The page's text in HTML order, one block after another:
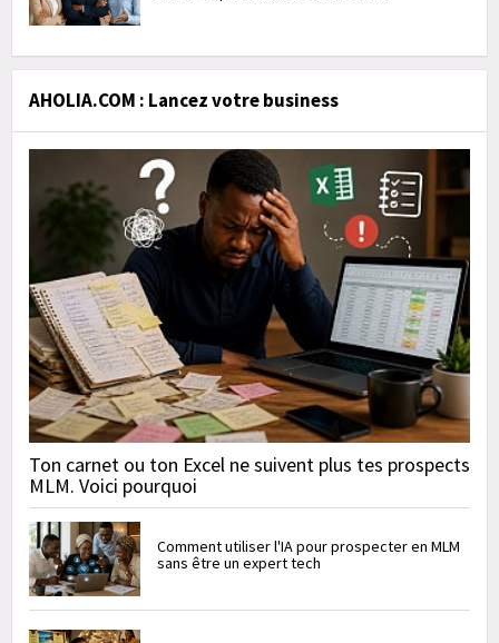
AHOLIA.COM : Lancez votre business
Ton carnet ou ton Excel ne suivent plus tes prospects
MLM. Voici pourquoi
Comment utiliser l'IA pour prospecter en MLM
sans être un expert tech